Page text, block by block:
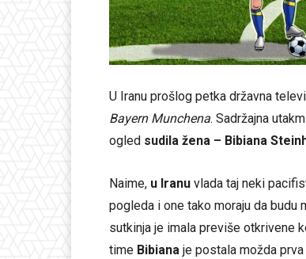
U Iranu prošlog petka državna
Bayern Munchena. Sadržajna
ogled sudila žena – Bibiana
Naime, u Iranu vlada taj neki
pogleda i one tako moraju da budu
sutkinja je imala previše otkrivene
time Bibiana je postala možda